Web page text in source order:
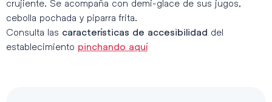
crujiente. Se acompaña con demi-glace de sus jugos,
cebolla pochada y piparra frita.
Consulta las características de accesibilidad del
establecimiento pinchando aquí